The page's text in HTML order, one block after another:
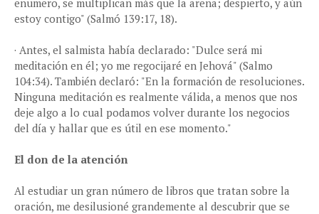
enumero, se multiplican más que la arena; despierto, y aún
estoy contigo" (Salmó 139:17, 18).
· Antes, el salmista había declarado: "Dulce será mi
meditación en él; yo me regocijaré en Jehová" (Salmo
104:34). También declaró: "En la formación de resoluciones.
Ninguna meditación es realmente válida, a menos que nos
deje algo a lo cual podamos volver durante los negocios
del día y hallar que es útil en ese momento."
El don de la atención
Al estudiar un gran número de libros que tratan sobre la
oración, me desilusioné grandemente al descubrir que se